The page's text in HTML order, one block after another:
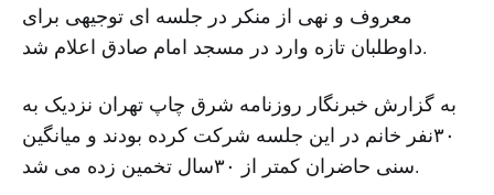
معروف و نهی از منکر در جلسه ای توجیهی برای
داوطلبان تازه وارد در مسجد امام صادق اعلام شد.
به گزارش خبرنگار روزنامه شرق چاپ تهران نزدیک به
۳۰نفر خانم‌ در این جلسه شرکت کرده بودند و میانگین
سنی حاضران کمتر از ۳۰سال تخمین زده می شد.